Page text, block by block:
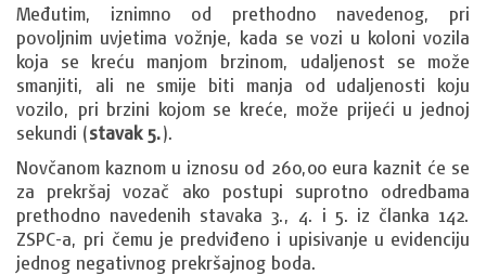
Međutim, iznimno od prethodno navedenog, pri
povoljnim uvjetima vožnje, kada se vozi u koloni vozila
koja se kreću manjom brzinom, udaljenost se može
smanjiti, ali ne smije biti manja od udaljenosti koju
vozilo, pri brzini kojom se kreće, može prijeći u jednoj
sekundi (stavak 5.).
Novčanom kaznom u iznosu od 260,00 eura kaznit će se
za prekršaj vozač ako postupi suprotno odredbama
prethodno navedenih stavaka 3., 4. i 5. iz članka 142.
ZSPC-a, pri čemu je predviđeno i upisivanje u evidenciju
jednog negativnog prekršajnog boda.